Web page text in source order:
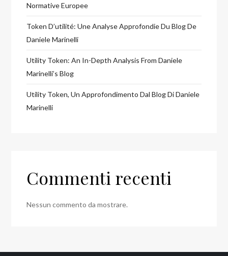
Normative Europee
Token D’utilité: Une Analyse Approfondie Du Blog De
Daniele Marinelli
Utility Token: An In-Depth Analysis From Daniele
Marinelli’s Blog
Utility Token, Un Approfondimento Dal Blog Di Daniele
Marinelli
Commenti recenti
Nessun commento da mostrare.